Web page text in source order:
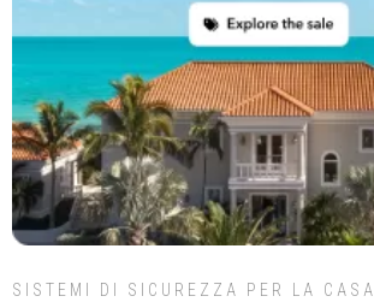
SISTEMI DI SICUREZZA PER LA CASA